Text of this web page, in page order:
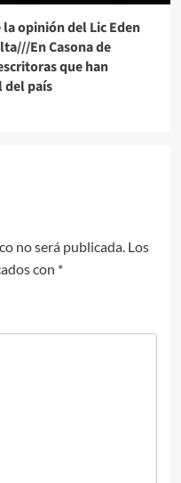
opinión del Lic Eden
En Casona de
que han
país
no será publicada. Los
con *